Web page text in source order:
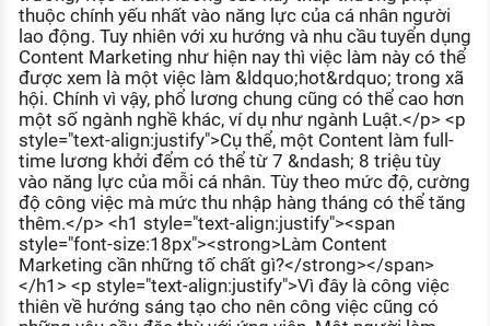
thuộc chính yếu nhất vào năng lực của cá nhân người
lao động. Tuy nhiên với xu hướng và nhu cầu tuyển dụng
Content Marketing như hiện nay thì việc làm này có thể
được xem là một việc làm &ldquo;hot&rdquo; trong xã
hội. Chính vì vậy, phổ lương chung cũng có thể cao hơn
một số ngành nghề khác, ví dụ như ngành Luật.</p> <p
style="text-align:justify">Cụ thể, một Content làm full-
time lương khởi đểm có thể từ 7 &ndash; 8 triệu tùy
vào năng lực của mỗi cá nhân. Tùy theo mức độ, cường
độ công việc mà mức thu nhập hàng tháng có thể tăng
thêm.</p> <h1 style="text-align:justify"><span
style="font-size:18px"><strong>Làm Content
Marketing cần những tố chất gì?</strong></span>
</h1> <p style="text-align:justify">Vì đây là công việc
thiên về hướng sáng tạo cho nên công việc cũng có